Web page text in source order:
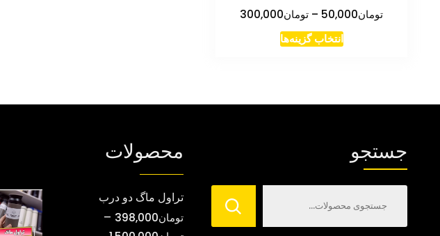
تومان50,000
– تومان300,000محدوده
انتخاب گزینه‌هااین
ها
است
جستجو محصولات
تراول ماگ دو درب
تومان398,000
–